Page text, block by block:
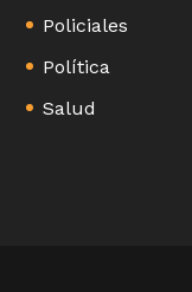
Policiales
Política
Salud